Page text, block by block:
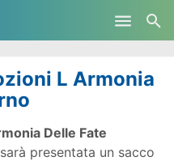
L Armonia
Delle Fate
presentata un sacco